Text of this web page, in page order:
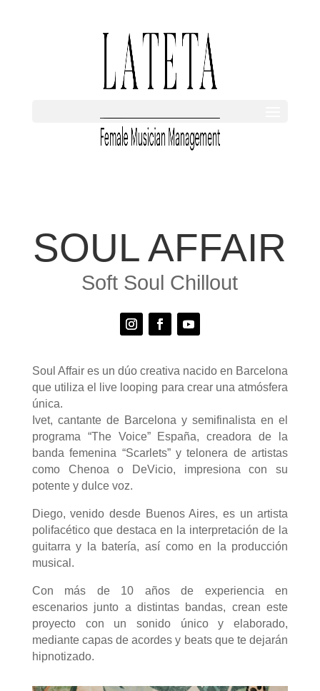
SOUL AFFAIR
Soft Soul Chillout
Soul Affair es un dúo creativa nacido en Barcelona
que utiliza el live looping para crear una atmósfera
única.
Ivet, cantante de Barcelona y semifinalista en el
programa “The Voice” España, creadora de la
banda femenina “Scarlets” y telonera de artistas
como Chenoa o DeVicio, impresiona con su
potente y dulce voz.
Diego, venido desde Buenos Aires, es un artista
polifacético que destaca en la interpretación de la
guitarra y la batería, así como en la producción
musical.
Con más de 10 años de experiencia en
escenarios junto a distintas bandas, crean este
proyecto con un sonido único y elaborado,
mediante capas de acordes y beats que te dejarán
hipnotizado.